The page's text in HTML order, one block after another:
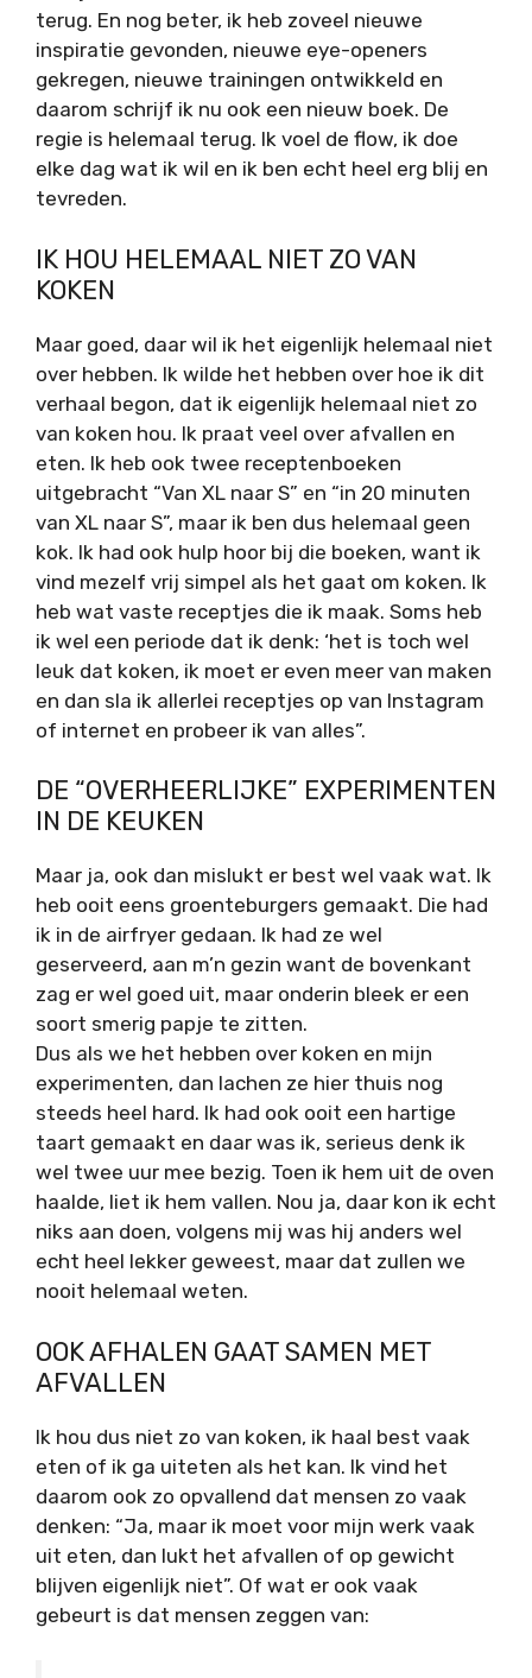
terug. En nog beter, ik heb zoveel nieuwe
inspiratie gevonden, nieuwe eye-openers
gekregen, nieuwe trainingen ontwikkeld en
daarom schrijf ik nu ook een nieuw boek. De
regie is helemaal terug. Ik voel de flow, ik doe
elke dag wat ik wil en ik ben echt heel erg blij en
tevreden.
IK HOU HELEMAAL NIET ZO VAN
KOKEN
Maar goed, daar wil ik het eigenlijk helemaal niet
over hebben. Ik wilde het hebben over hoe ik dit
verhaal begon, dat ik eigenlijk helemaal niet zo
van koken hou. Ik praat veel over afvallen en
eten. Ik heb ook twee receptenboeken
uitgebracht “Van XL naar S” en “in 20 minuten
van XL naar S”, maar ik ben dus helemaal geen
kok. Ik had ook hulp hoor bij die boeken, want ik
vind mezelf vrij simpel als het gaat om koken. Ik
heb wat vaste receptjes die ik maak. Soms heb
ik wel een periode dat ik denk: ‘het is toch wel
leuk dat koken, ik moet er even meer van maken
en dan sla ik allerlei receptjes op van Instagram
of internet en probeer ik van alles”.
DE “OVERHEERLIJKE” EXPERIMENTEN
IN DE KEUKEN
Maar ja, ook dan mislukt er best wel vaak wat. Ik
heb ooit eens groenteburgers gemaakt. Die had
ik in de airfryer gedaan. Ik had ze wel
geserveerd, aan m’n gezin want de bovenkant
zag er wel goed uit, maar onderin bleek er een
soort smerig papje te zitten.
Dus als we het hebben over koken en mijn
experimenten, dan lachen ze hier thuis nog
steeds heel hard. Ik had ook ooit een hartige
taart gemaakt en daar was ik, serieus denk ik
wel twee uur mee bezig. Toen ik hem uit de oven
haalde, liet ik hem vallen. Nou ja, daar kon ik echt
niks aan doen, volgens mij was hij anders wel
echt heel lekker geweest, maar dat zullen we
nooit helemaal weten.
OOK AFHALEN GAAT SAMEN MET
AFVALLEN
Ik hou dus niet zo van koken, ik haal best vaak
eten of ik ga uiteten als het kan. Ik vind het
daarom ook zo opvallend dat mensen zo vaak
denken: “Ja, maar ik moet voor mijn werk vaak
uit eten, dan lukt het afvallen of op gewicht
blijven eigenlijk niet”. Of wat er ook vaak
gebeurt is dat mensen zeggen van: